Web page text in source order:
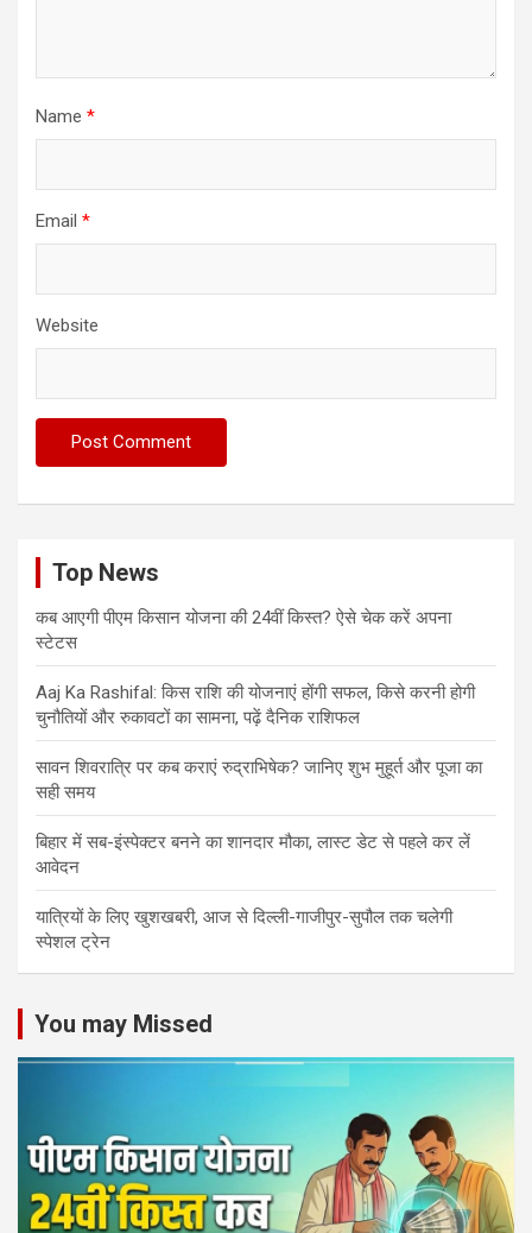
Name *
Email *
Website
Top News
कब आएगी पीएम किसान योजना की 24वीं किस्त? ऐसे चेक करें अपना
स्टेटस
Aaj Ka Rashifal: किस राशि की योजनाएं होंगी सफल, किसे करनी होगी
चुनौतियों और रुकावटों का सामना, पढ़ें दैनिक राशिफल
सावन शिवरात्रि पर कब कराएं रुद्राभिषेक? जानिए शुभ मुहूर्त और पूजा का
सही समय
बिहार में सब-इंस्पेक्टर बनने का शानदार मौका, लास्ट डेट से पहले कर लें
आवेदन
यात्रियों के लिए खुशखबरी, आज से दिल्ली-गाजीपुर-सुपौल तक चलेगी
स्पेशल ट्रेन
You may Missed